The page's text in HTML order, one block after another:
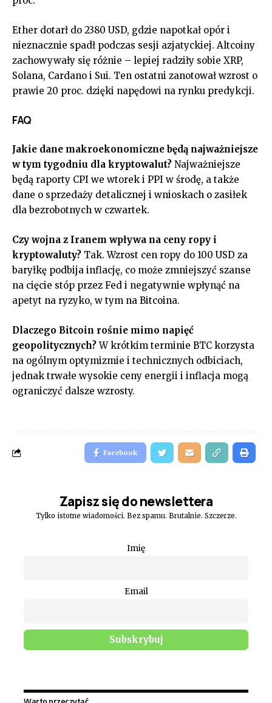
Ether dotarł do 2380 USD, gdzie napotkał opór i
nieznacznie spadł podczas sesji azjatyckiej. Altcoiny
zachowywały się różnie – lepiej radziły sobie XRP,
Solana, Cardano i Sui. Ten ostatni zanotował wzrost o
prawie 20 proc. dzięki napędowi na rynku predykcji.
FAQ
Jakie dane makroekonomiczne będą najważniejsze
w tym tygodniu dla kryptowalut? Najważniejsze
będą raporty CPI we wtorek i PPI w środę, a także
dane o sprzedaży detalicznej i wnioskach o zasiłek
dla bezrobotnych w czwartek.
Czy wojna z Iranem wpływa na ceny ropy i
kryptowaluty? Tak. Wzrost cen ropy do 100 USD za
baryłkę podbija inflację, co może zmniejszyć szanse
na cięcie stóp przez Fed i negatywnie wpłynąć na
apetyt na ryzyko, w tym na Bitcoina.
Dlaczego Bitcoin rośnie mimo napięć
geopolitycznych?W krótkim terminie BTC korzysta
na ogólnym optymizmie i technicznych odbiciach,
jednak trwałe wysokie ceny energii i inflacja mogą
ograniczyć dalsze wzrosty.
Facebook
Zapisz się do newslettera
Tylko istotne wiadomości. Bez spamu. Brutalnie. Szczerze.
Imię
Email